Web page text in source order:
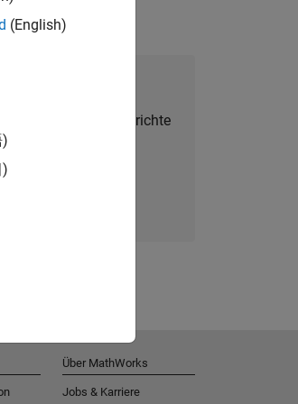
beitreten
Stellenangebote, Berichte
(English)
Über MathWorks
Jobs & Karriere